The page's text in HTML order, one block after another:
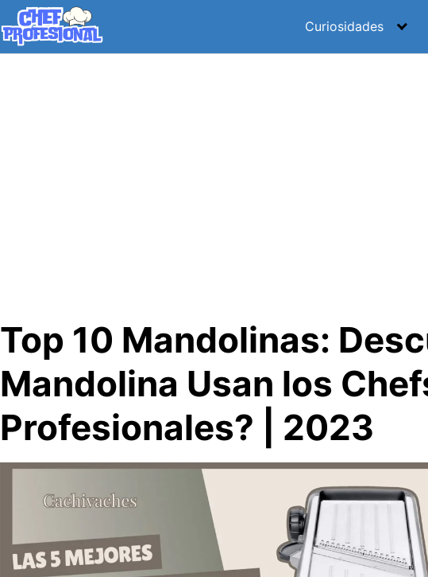
Curiosidades
Top 10 Mandolinas:
Mandolina Usan los
Profesionales? | 2023